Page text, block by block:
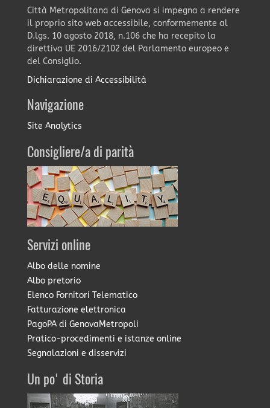
Città Metropolitana di Genova si impegna a rendere
il proprio sito web accessibile, conformemente al
D.lgs. 10 agosto 2018, n.106 che ha recepito la
direttiva UE 2016/2102 del Parlamento europeo e
del Consiglio.
Dichiarazione di Accessibilità
Navigazione
Site Analytics
Consigliere/a di parità
Servizi online
Albo delle nomine
Albo pretorio
Elenco Fornitori Telematico
Fatturazione elettronica
PagoPA di GenovaMetropoli
Pratico-procedimenti e istanze online
Segnalazioni e disservizi
Un po' di Storia